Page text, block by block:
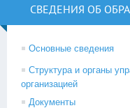
СВЕДЕНИЯ ОБ
Основные сведения
Структура и органы
организацией
Документы